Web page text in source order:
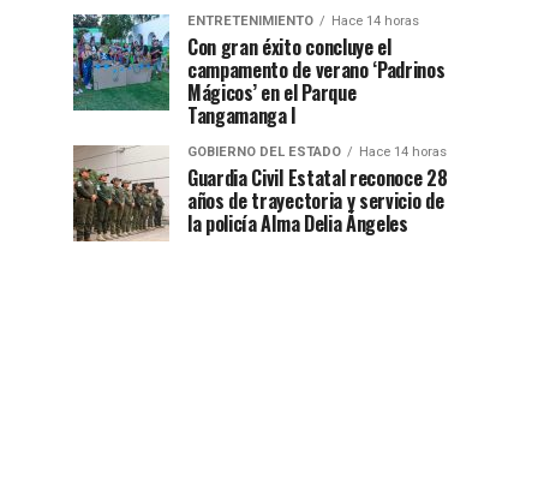
ENTRETENIMIENTO Hace 14 horas
Con gran éxito concluye el
campamento de verano ‘Padrinos
Mágicos’ en el Parque
Tangamanga I
GOBIERNO DEL ESTADO Hace 14 horas
Guardia Civil Estatal reconoce 28
años de trayectoria y servicio de
la policía Alma Delia Ángeles